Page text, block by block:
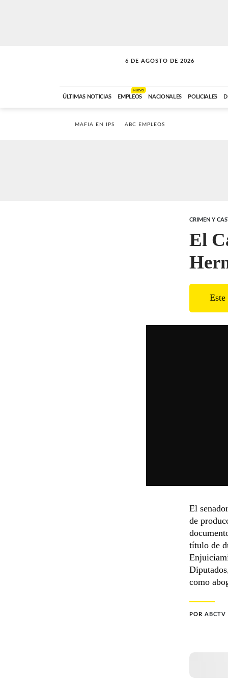
6 DE AGOSTO DE 2026
SOLO MÚSICA
ÚLTIMAS NOTICIAS EMPLEOS
NUEVO
NACIONALES POLICIALES
MAFIA EN IPS ABC EMPLEOS
CRIMEN Y
El
El
de
título de
como
POR ABCTV